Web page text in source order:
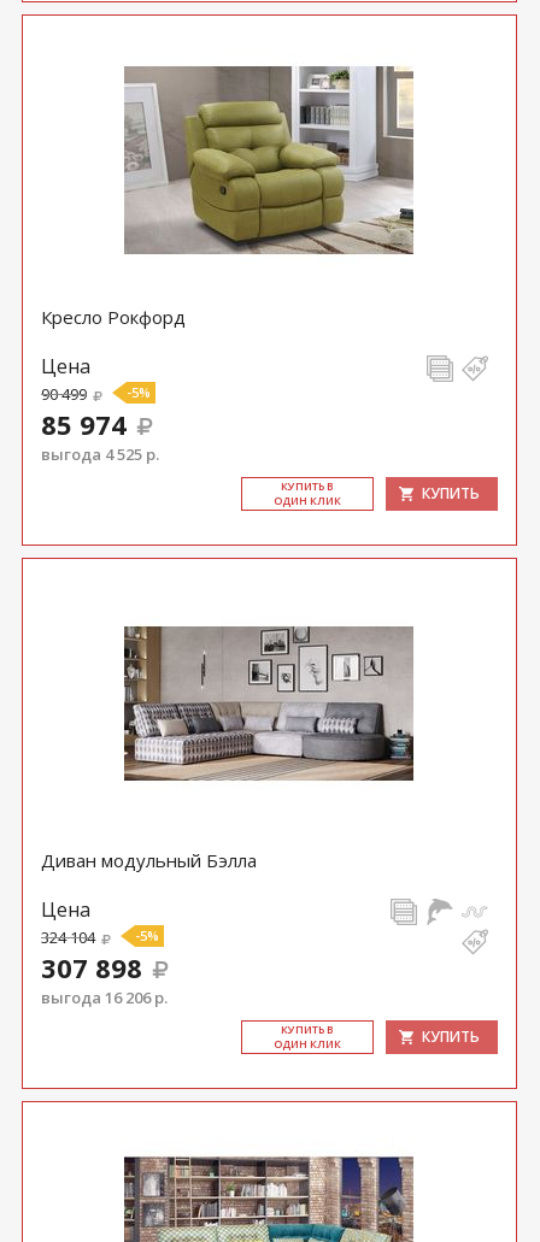
Кресло Рокфорд
Цена
90 499 -5%
85 974
выгода 4 525 р.
КУ­ПИТЬ В
ОДИН КЛИК
КУПИТЬ
Диван модульный Бэлла
Цена
324 104 -5%
307 898
выгода 16 206 р.
КУ­ПИТЬ В
ОДИН КЛИК
КУПИТЬ